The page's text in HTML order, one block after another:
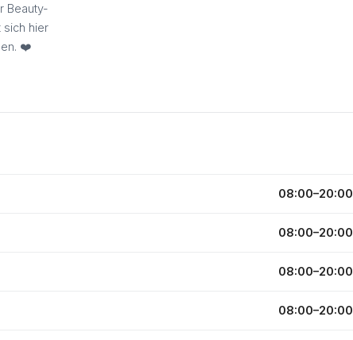
Beauty-
sich hier
❤️
08:00–20:00
08:00–20:00
08:00–20:00
08:00–20:00